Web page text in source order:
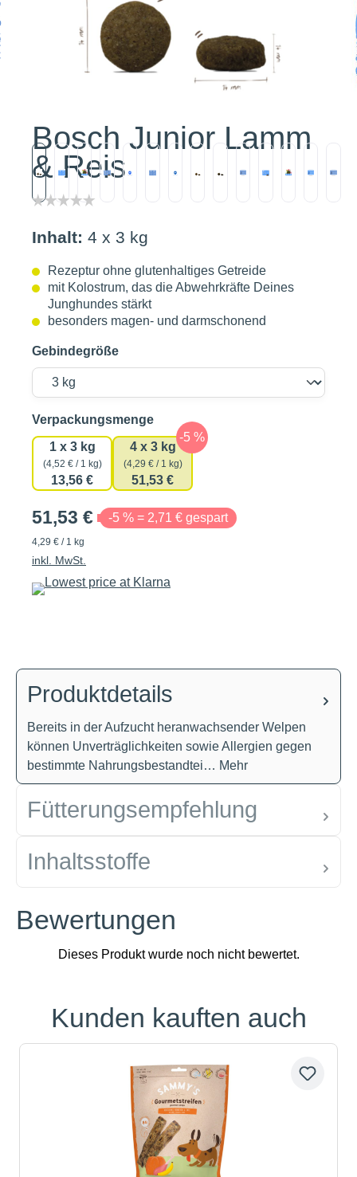
Bosch Junior Lamm
& Reis
Inhalt: 4 x 3 kg
Rezeptur ohne glutenhaltiges Getreide
mit Kolostrum, das die Abwehrkräfte Deines
Junghundes stärkt
besonders magen- und darmschonend
Gebindegröße
Verpackungsmengeauswählen
1 x 3 kg
(4,52 € / 1 kg)
13,56 €
4 x 3 kg
(4,29 € / 1 kg)
51,53 €
51,53 € -5 % = 2,71 € gespart
4,29 € / 1 kg
inkl. MwSt.
Produktdetails
Bereits in der Aufzucht heranwachsender Welpen
können Unverträglichkeiten sowie Allergien gegen
bestimmte Nahrungsbestandtei… Mehr
Fütterungsempfehlung
Inhaltsstoffe
Bewertungen
Produktgalerie überspringen
Kunden kauften auch